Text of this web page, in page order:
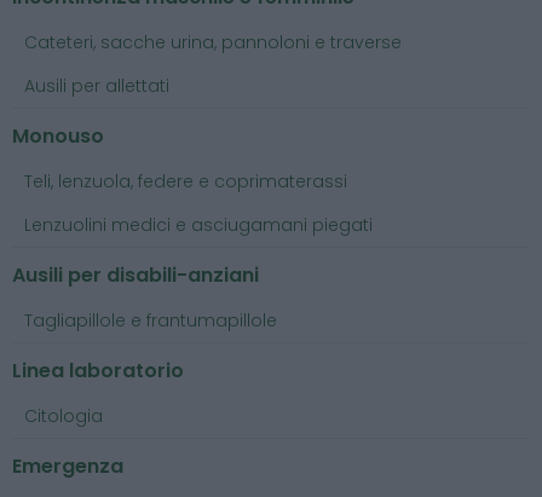
Cateteri, sacche urina, pannoloni e traverse
Ausili per allettati
Monouso
Teli, lenzuola, federe e coprimaterassi
Lenzuolini medici e asciugamani piegati
Ausili per disabili-anziani
Tagliapillole e frantumapillole
Linea laboratorio
Citologia
Emergenza